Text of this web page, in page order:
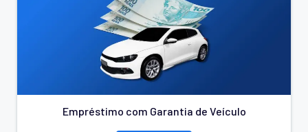
Empréstimo com Garantia de Veículo